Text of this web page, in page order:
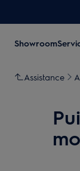
Showroom
Assistance